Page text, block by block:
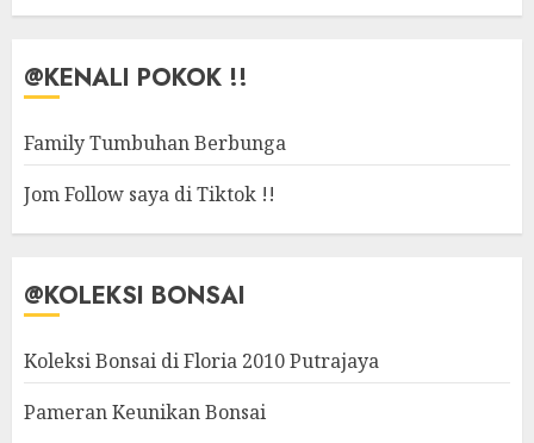
@KENALI POKOK !!
Family Tumbuhan Berbunga
Jom Follow saya di Tiktok !!
@KOLEKSI BONSAI
Koleksi Bonsai di Floria 2010 Putrajaya
Pameran Keunikan Bonsai